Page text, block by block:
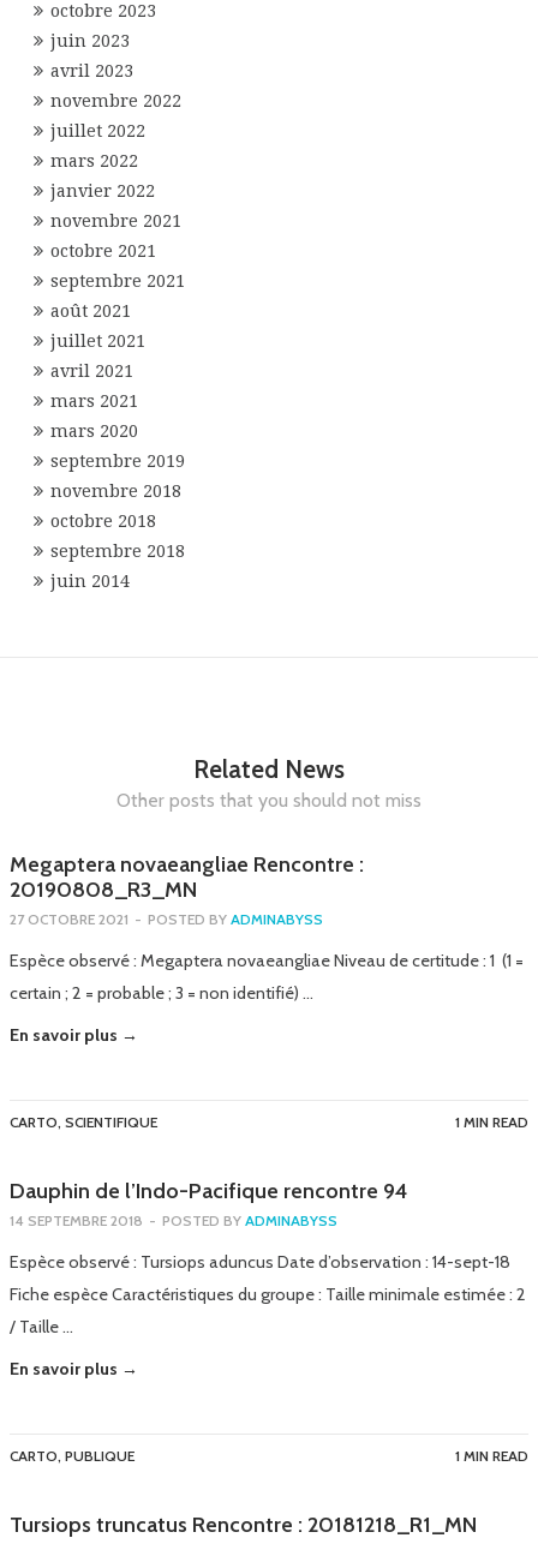
octobre 2023
juin 2023
avril 2023
novembre 2022
juillet 2022
mars 2022
janvier 2022
novembre 2021
octobre 2021
septembre 2021
août 2021
juillet 2021
avril 2021
mars 2021
mars 2020
septembre 2019
novembre 2018
octobre 2018
septembre 2018
juin 2014
Related News
Other posts that you should not miss
Megaptera novaeangliae Rencontre :
20190808_R3_MN
27 OCTOBRE 2021 - POSTED BY ADMINABYSS
Espèce observé : Megaptera novaeangliae Niveau de certitude : 1 (1 =
certain ; 2 = probable ; 3 = non identifié) …
En savoir plus →
CARTO, SCIENTIFIQUE 1 MIN READ
Dauphin de l’Indo-Pacifique rencontre 94
14 SEPTEMBRE 2018 - POSTED BY ADMINABYSS
Espèce observé : Tursiops aduncus Date d’observation : 14-sept-18
Fiche espèce Caractéristiques du groupe : Taille minimale estimée : 2
/ Taille …
En savoir plus →
CARTO, PUBLIQUE 1 MIN READ
Tursiops truncatus Rencontre : 20181218_R1_MN